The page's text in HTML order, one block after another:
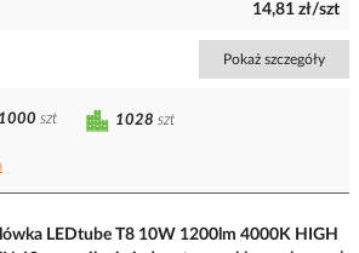
14,81 zł/szt
Pokaż szczegóły
1028 szt
1000 szt
LEDtube T8 10W 1200lm 4000K HIGH